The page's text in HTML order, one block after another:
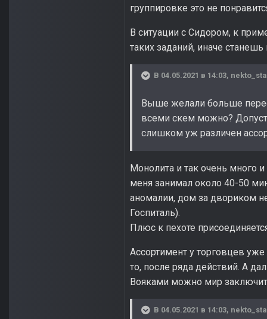
группировке это не
В ситуации с Сидором, к
таких заданий, иначе
В 04.05.2021 в 14:03,
Выше желали больше
всеми скем можно?
слишком уж различен
Монолита и так очень много
меня занимал около 40-50
аномалии, дом за двориком
Госпиталь).
Плюс к пехоте
Ассортимент у торговцев
то, после ряда действий. А
Вояками можно мир
В 04.05.2021 в 14:03,